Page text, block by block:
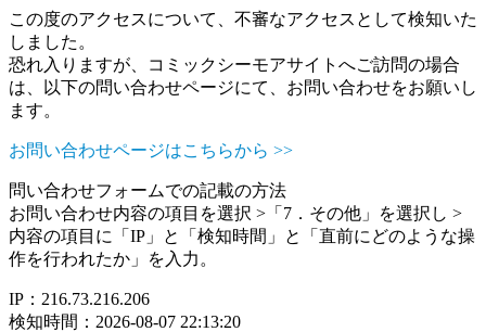
この度のアクセスについて、不審なアクセスとして検知いた
しました。
恐れ入りますが、コミックシーモアサイトへご訪問の場合
は、以下の問い合わせページにて、お問い合わせをお願いし
ます。
お問い合わせページはこちらから >>
問い合わせフォームでの記載の方法
お問い合わせ内容の項目を選択 >「7．その他」を選択し >
内容の項目に「IP」と「検知時間」と「直前にどのような操
作を行われたか」を入力。
IP：216.73.216.206
検知時間：2026-08-07 22:13:20